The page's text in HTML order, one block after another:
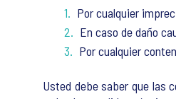
Por cualquier
En caso de daño
Por cualquier
Usted debe saber que las